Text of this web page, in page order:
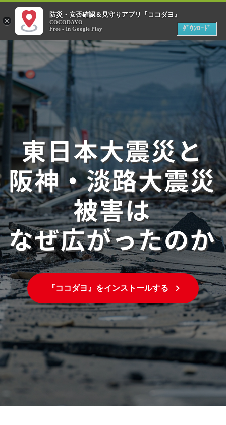
災害時
MENU
『ココダヨ』をインストールする
×
防災・安否確認＆見守りアプリ『ココダヨ』
COCODAYO
Free - In Google Play
ﾀﾞｳﾝﾛｰﾄﾞ